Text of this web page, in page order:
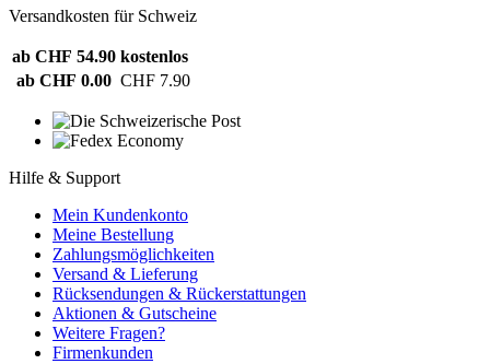
Versandkosten für Schweiz
ab CHF 54.90 kostenlos
ab CHF 0.00 CHF 7.90
Hilfe & Support
Mein Kundenkonto
Meine Bestellung
Zahlungsmöglichkeiten
Versand & Lieferung
Rücksendungen & Rückerstattungen
Aktionen & Gutscheine
Weitere Fragen?
Firmenkunden